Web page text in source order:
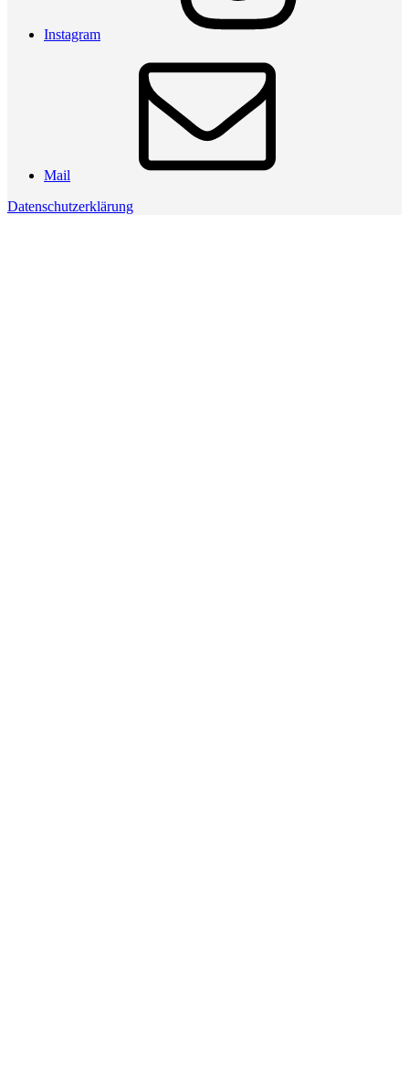
Instagram
Mail
Datenschutzerklärung